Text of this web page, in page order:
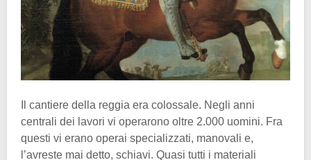
Il cantiere della reggia era colossale. Negli anni
centrali dei lavori vi operarono oltre 2.000 uomini. Fra
questi vi erano operai specializzati, manovali e,
l’avreste mai detto, schiavi. Quasi tutti i materiali